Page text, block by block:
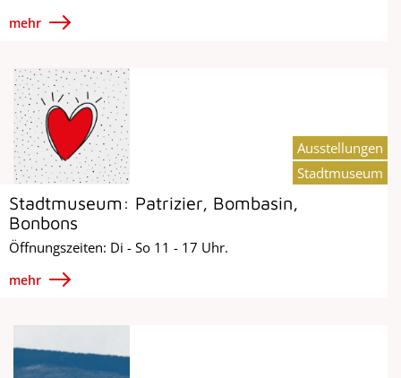
mehr
Stadtmuseum: Patrizier, Bombasin,
Bonbons
Öffnungszeiten: Di - So 11 - 17 Uhr.
mehr
Ausstellungen
Stadtmuseum